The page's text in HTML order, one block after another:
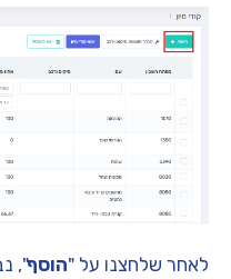
לאחר שלחצנו על "הוסף",